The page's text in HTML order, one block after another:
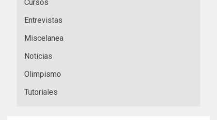
Cursos
Entrevistas
Miscelanea
Noticias
Olimpismo
Tutoriales